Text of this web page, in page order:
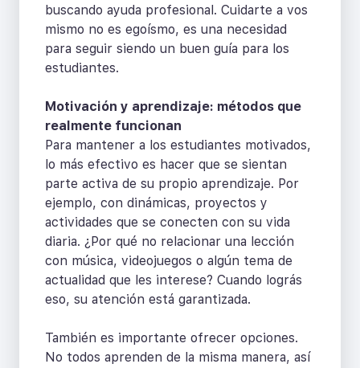
buscando ayuda profesional. Cuidarte a vos
mismo no es egoísmo, es una necesidad
para seguir siendo un buen guía para los
estudiantes.
Motivación y aprendizaje: métodos que
realmente funcionan
Para mantener a los estudiantes motivados,
lo más efectivo es hacer que se sientan
parte activa de su propio aprendizaje. Por
ejemplo, con dinámicas, proyectos y
actividades que se conecten con su vida
diaria. ¿Por qué no relacionar una lección
con música, videojuegos o algún tema de
actualidad que les interese? Cuando lográs
eso, su atención está garantizada.
También es importante ofrecer opciones.
No todos aprenden de la misma manera, así